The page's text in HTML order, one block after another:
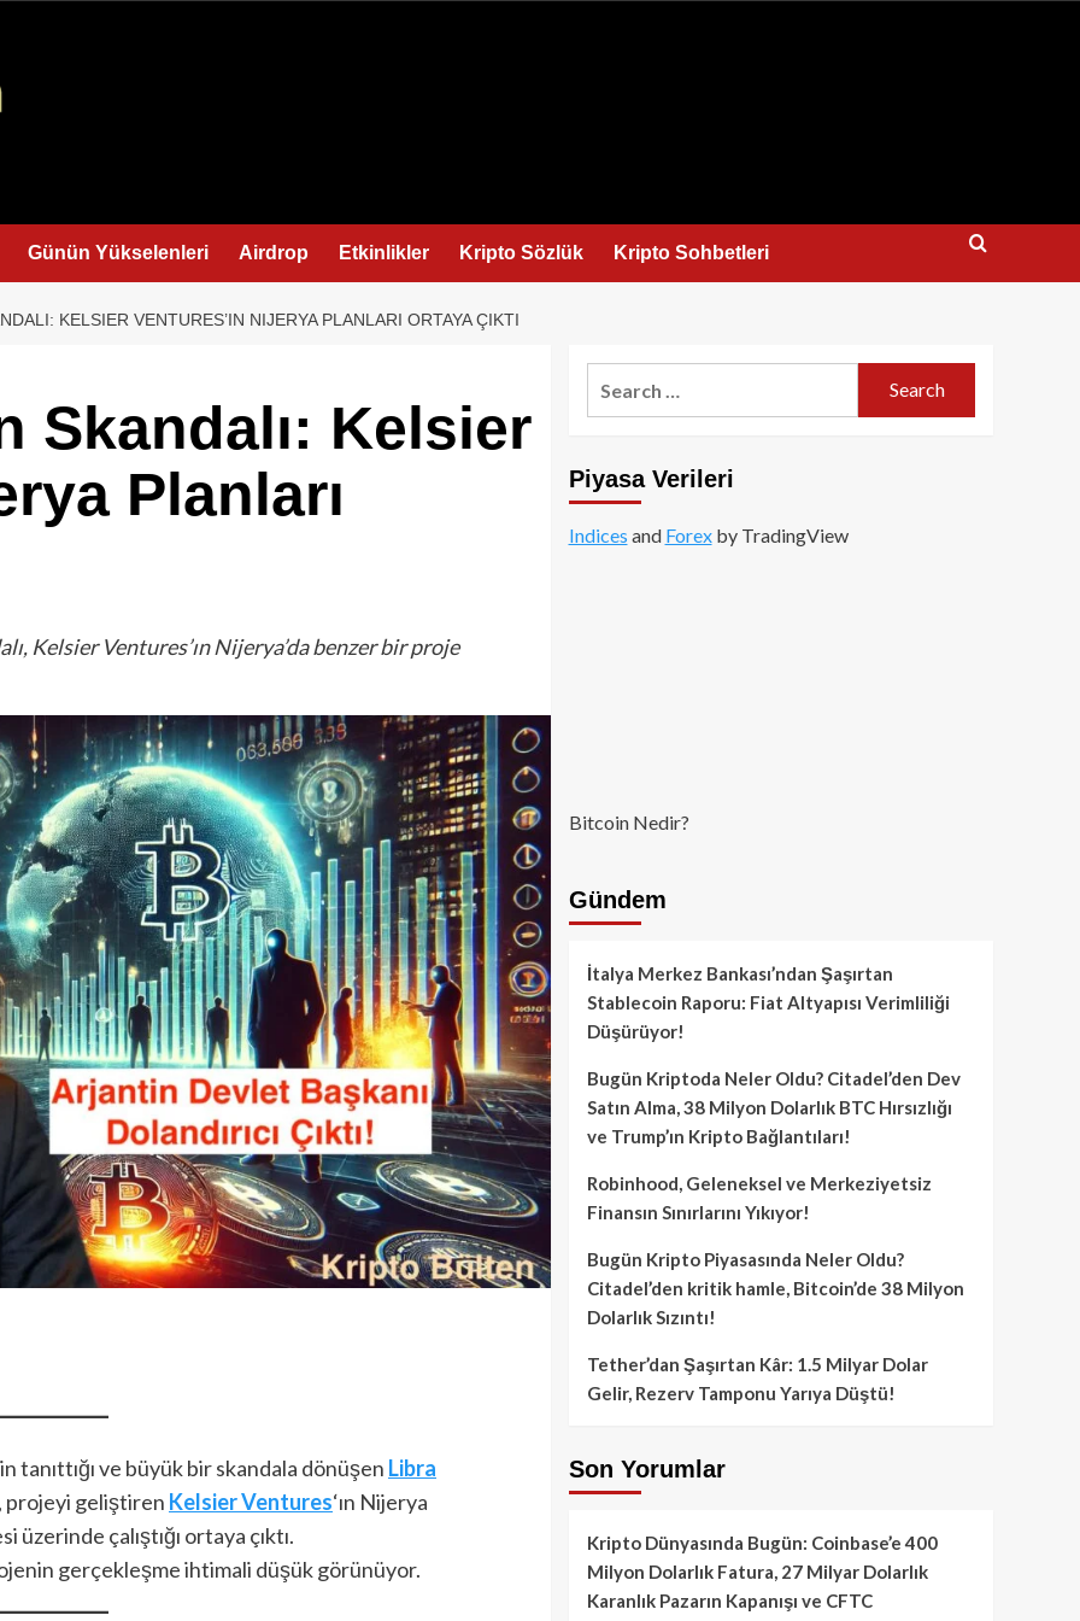
Günün Yükselenleri Airdrop Etkinlikler Kripto Sözlük Kripto Sohbetleri
KELSIER VENTURES’IN NIJERYA PLANLARI ORTAYA ÇIKTI
Skandalı: Kelsier
Planları
Kelsier Ventures’ın Nijerya’da benzer bir proje
tanıttığı ve büyük bir skandala dönüşen Libra
projeyi geliştiren Kelsier Ventures‘ın Nijerya
çalıştığı ortaya çıktı.
gerçekleşme ihtimali düşük görünüyor.
Piyasa Verileri
Indices and Forexby TradingView
Bitcoin Nedir?
Gündem
İtalya Merkez Bankası’ndan Şaşırtan
Stablecoin Raporu: Fiat Altyapısı Verimliliği
Düşürüyor!
Bugün Kriptoda Neler Oldu? Citadel’den Dev
Satın Alma, 38 Milyon Dolarlık BTC Hırsızlığı
ve Trump’ın Kripto Bağlantıları!
Robinhood, Geleneksel ve Merkeziyetsiz
Finansın Sınırlarını Yıkıyor!
Bugün Kripto Piyasasında Neler Oldu?
Citadel’den kritik hamle, Bitcoin’de 38 Milyon
Dolarlık Sızıntı!
Tether’dan Şaşırtan Kâr: 1.5 Milyar Dolar
Gelir, Rezerv Tamponu Yarıya Düştü!
Son Yorumlar
Kripto Dünyasında Bugün: Coinbase’e 400
Milyon Dolarlık Fatura, 27 Milyar Dolarlık
Karanlık Pazarın Kapanışı ve CFTC